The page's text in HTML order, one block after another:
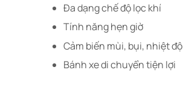
Đa dạng chế độ lọc khí
Tính năng hẹn giờ
Cảm biến mùi, bụi, nhiệt độ
Bánh xe di chuyển tiện lợi